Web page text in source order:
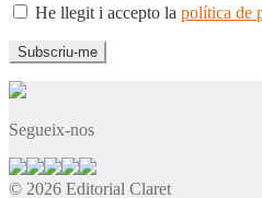
He llegit i accepto la política de
Segueix-nos
© 2026 Editorial Claret